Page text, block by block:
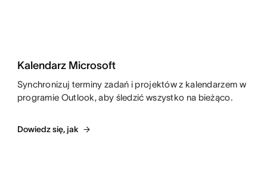
Kalendarz Microsoft
Synchronizuj terminy zadań i projektów z kalendarzem w
programie Outlook, aby śledzić wszystko na bieżąco.
Dowiedz się, jak